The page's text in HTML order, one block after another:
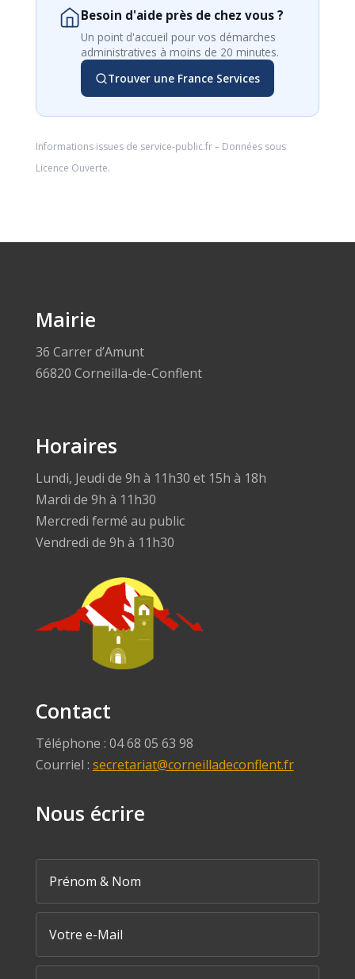
Besoin d'aide près de chez vous ?
Un point d'accueil pour vos démarches
administratives à moins de 20 minutes.
Trouver une France Services
Informations issues de service-public.fr– Données sous
Licence Ouverte.
Mairie
36 Carrer d’Amunt
66820 Corneilla-de-Conflent
Horaires
Lundi, Jeudi de 9h à 11h30 et 15h à 18h
Mardi de 9h à 11h30
Mercredi fermé au public
Vendredi de 9h à 11h30
Contact
Téléphone : 04 68 05 63 98
Courriel : secretariat@corneilladeconflent.fr
Nous écrire